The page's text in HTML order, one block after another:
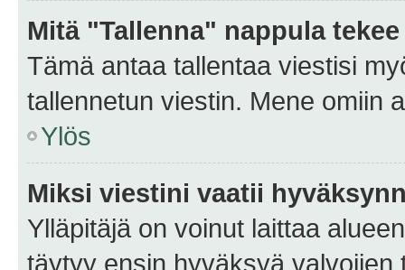
Mitä "Tallenna" nappula
Tämä antaa tallentaa viestisi
tallennetun viestin. Mene omiin
Ylös
Miksi viestini vaatii
Ylläpitäjä on voinut laittaa
täytyy ensin hyväksyä